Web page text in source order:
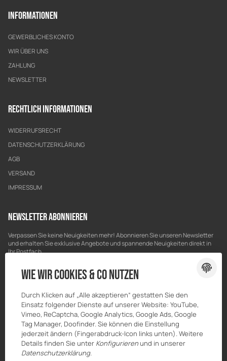
Informationen
GEWERBLICHES KONTO
WIR ÜBER UNS
ZAHLUNG
NEWSLETTER
Rechtlich Informationen
WIDERRUFSRECHT
DATENSCHUTZERKLÄRUNG
AGB
VERSAND
IMPRESSUM
Newsletter Abonnieren
Verpassen Sie keine Neuigkeiten mehr! Abonnieren Sie unseren Newsletter
und erhalten Sie exklusive Angebote und spannende Neuigkeiten direkt in
Ihr Postfach.
regelmäßig
und jederzeit widerruflich Informationen zu Ihrem Produktsortiment per E-
Mail zu.
E-Mail-Adresse
ABONNIEREN
Wie wir Cookies & Co nutzen
Durch Klicken auf „Alle akzeptieren“ gestatten Sie den
Einsatz folgender Dienste auf unserer Website: YouTube,
Vimeo, ReCaptcha, Google Analytics, Google Ads, Google
Tag Manager, Doofinder. Sie können die Einstellung
jederzeit ändern (Fingerabdruck-Icon links unten). Weitere
Details finden Sie unter Konfigurierenund in unserer
Datenschutzerklärung.